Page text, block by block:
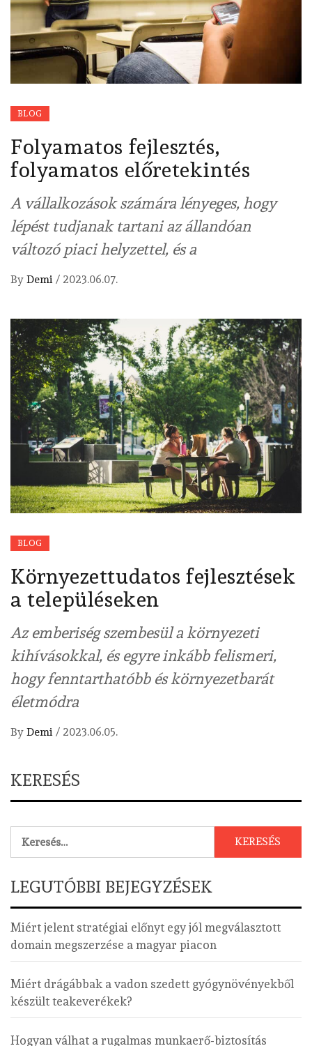
BLOG
Folyamatos fejlesztés,
folyamatos előretekintés
A vállalkozások számára lényeges, hogy
lépést tudjanak tartani az állandóan
változó piaci helyzettel, és a
By Demi / 2023.06.07.
BLOG
Környezettudatos fejlesztések
a településeken
Az emberiség szembesül a környezeti
kihívásokkal, és egyre inkább felismeri,
hogy fenntarthatóbb és környezetbarát
életmódra
By Demi / 2023.06.05.
KERESÉS
LEGUTÓBBI BEJEGYZÉSEK
Miért jelent stratégiai előnyt egy jól megválasztott
domain megszerzése a magyar piacon
Miért drágábbak a vadon szedett gyógynövényekből
készült teakeverékek?
Hogyan válhat a rugalmas munkaerő-biztosítás